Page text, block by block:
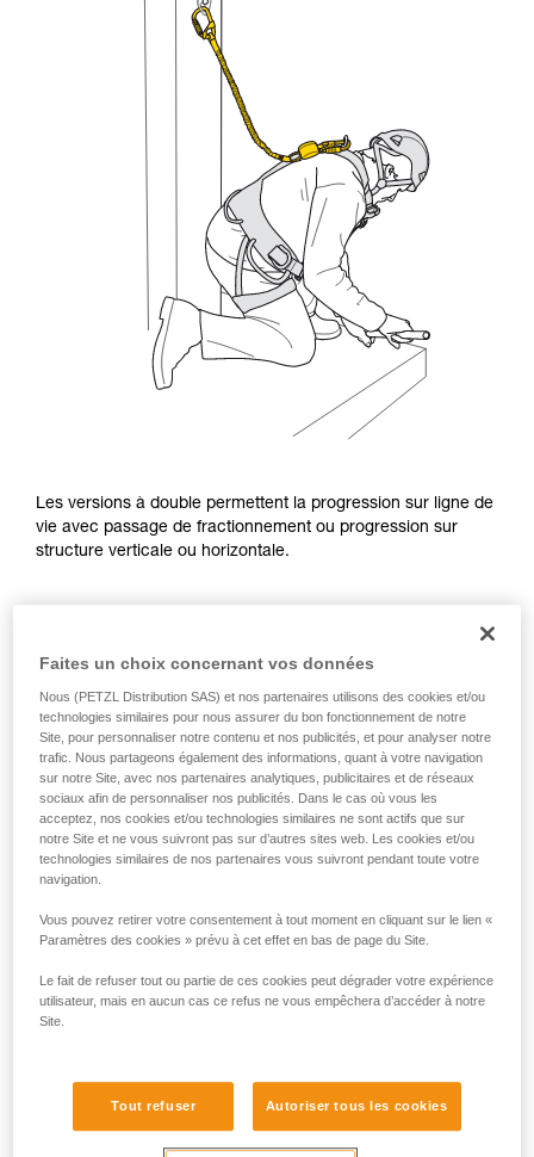
Les versions à double permettent la progression sur ligne de
vie avec passage de fractionnement ou progression sur
structure verticale ou horizontale.
Faites un choix concernant vos données
Nous (PETZL Distribution SAS) et nos partenaires utilisons des cookies et/ou
technologies similaires pour nous assurer du bon fonctionnement de notre
Site, pour personnaliser notre contenu et nos publicités, et pour analyser notre
trafic. Nous partageons également des informations, quant à votre navigation
sur notre Site, avec nos partenaires analytiques, publicitaires et de réseaux
sociaux afin de personnaliser nos publicités. Dans le cas où vous les
acceptez, nos cookies et/ou technologies similaires ne sont actifs que sur
notre Site et ne vous suivront pas sur d’autres sites web. Les cookies et/ou
technologies similaires de nos partenaires vous suivront pendant toute votre
navigation.
Vous pouvez retirer votre consentement à tout moment en cliquant sur le lien «
Paramètres des cookies » prévu à cet effet en bas de page du Site.
Le fait de refuser tout ou partie de ces cookies peut dégrader votre expérience
utilisateur, mais en aucun cas ce refus ne vous empêchera d’accéder à notre
Site.
Tout refuser Autoriser tous les cookies